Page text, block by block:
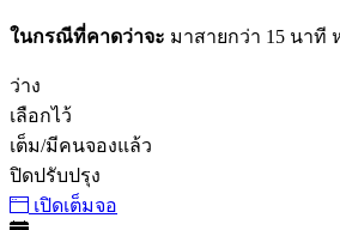
ในกรณีที่คาดว่าจะ มาสายกว่า 15 นาที
ว่าง
เลือกไว้
เต็ม/มีคนจองแล้ว
ปิดปรับปรุง
เปิดเต็มจอ